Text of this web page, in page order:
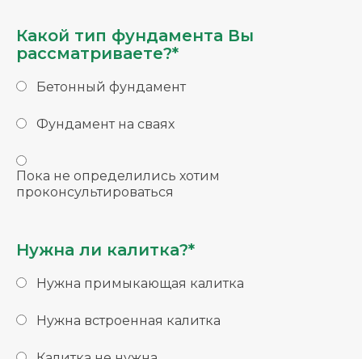
Какой тип фундамента Вы
рассматриваете?*
Бетонный фундамент
Фундамент на сваях
Пока не определились хотим
проконсультироваться
Нужна ли калитка?*
Нужна примыкающая калитка
Нужна встроенная калитка